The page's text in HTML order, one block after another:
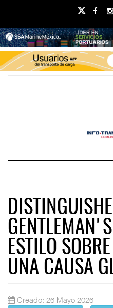
ESTILO
UNA CAUSA
Creado: 26 Mayo 2026